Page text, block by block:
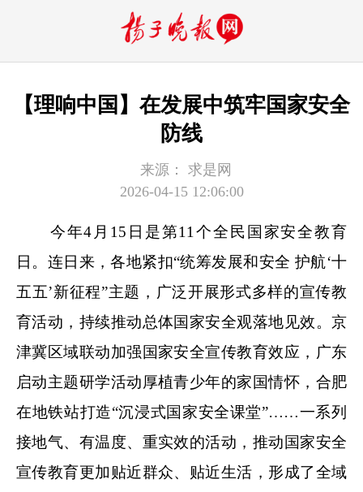
【理响中国】在发展中筑牢国家安全
防线
来源：
求是网
2026-04-15 12:06:00
今年4月15日是第11个全民国家安全教育
日。连日来，各地紧扣“统筹发展和安全 护航‘十
五五’新征程”主题，广泛开展形式多样的宣传教
育活动，持续推动总体国家安全观落地见效。京
津冀区域联动加强国家安全宣传教育效应，广东
启动主题研学活动厚植青少年的家国情怀，合肥
在地铁站打造“沉浸式国家安全课堂”……一系列
接地气、有温度、重实效的活动，推动国家安全
宣传教育更加贴近群众、贴近生活，形成了全域